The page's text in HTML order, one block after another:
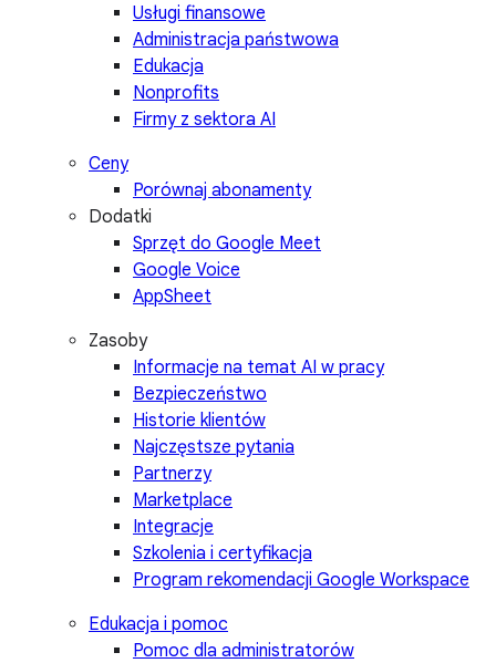
Usługi finansowe
Administracja państwowa
Edukacja
Nonprofits
Firmy z sektora AI
Ceny
Porównaj abonamenty
Dodatki
Sprzęt do Google Meet
Google Voice
AppSheet
Zasoby
Informacje na temat AI w pracy
Bezpieczeństwo
Historie klientów
Najczęstsze pytania
Partnerzy
Marketplace
Integracje
Szkolenia i certyfikacja
Program rekomendacji Google Workspace
Edukacja i pomoc
Pomoc dla administratorów